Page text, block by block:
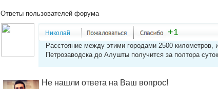
Ответы пользователей форума
Николай +1
Расстояние между этими городами 2500
Петрозаводска до Алушты получится за полтора
Не нашли ответа на Ваш вопрос!